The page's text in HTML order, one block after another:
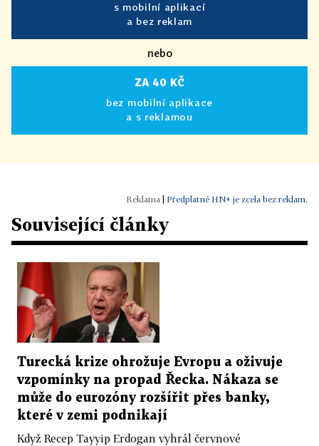
s mobilní aplikací
a bez reklam
nebo
ZA 40 KČ
bez mobilní aplikace
a s reklamou
Předplatné HN+ je zcela bez reklam.
Související články
Turecká krize ohrožuje Evropu a oživuje
vzpomínky na propad Řecka. Nákaza se
může do eurozóny rozšířit přes banky,
které v zemi podnikají
Když Recep Tayyip Erdogan vyhrál červnové